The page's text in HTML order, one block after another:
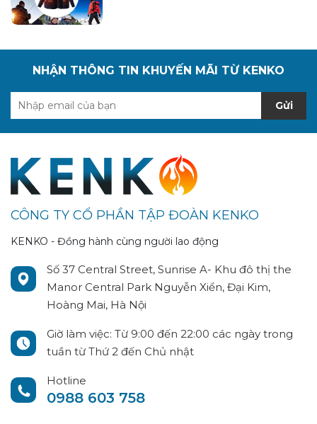
NHẬN THÔNG TIN KHUYẾN MÃI TỪ KENKO
Gửi
CÔNG TY CỔ PHẦN TẬP ĐOÀN KENKO
KENKO - Đồng hành cùng người lao động
Số 37 Central Street, Sunrise A- Khu đô thị the
Manor Central Park Nguyễn Xiển, Đại Kim,
Hoàng Mai, Hà Nội
Giờ làm việc: Từ 9:00 đến 22:00 các ngày trong
tuần từ Thứ 2 đến Chủ nhật
Hotline
0988 603 758